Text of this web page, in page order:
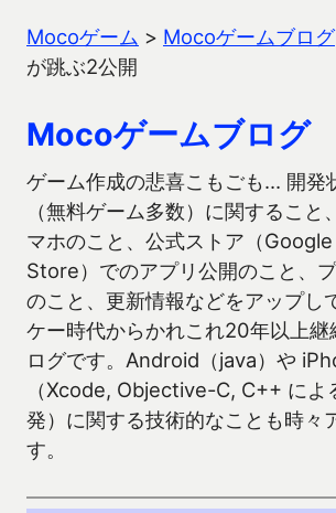
Mocoゲーム > Mocoゲームブログ
が跳ぶ2公開
Mocoゲームブログ
ゲーム作成の悲喜こもごも… 開発
（無料ゲーム多数）に関すること
マホのこと、公式ストア（
Store）でのアプリ公開のこと、
のこと、更新情報などをアップし
ケー時代からかれこれ20年以上継
ログです。Android（java）や
（Xcode, Objective-C, C++ によ
発）に関する技術的なことも時々
す。